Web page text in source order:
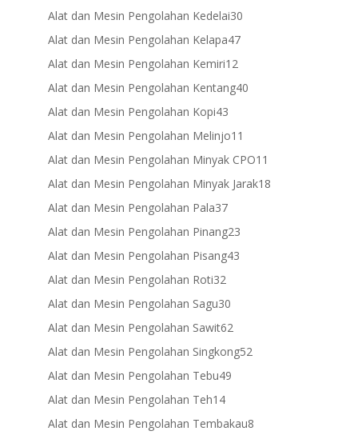
products
Alat dan Mesin Pengolahan Kedelai3030
Alat dan Mesin Pengolahan Kelapa4747
Alat dan Mesin Pengolahan Kemiri1212
products
Alat dan Mesin Pengolahan Kentang4040
Alat dan Mesin Pengolahan Kopi4343
products
Alat dan Mesin Pengolahan Melinjo11
products
Alat dan Mesin Pengolahan Minyak CPO11
products
Alat dan Mesin Pengolahan Minyak Jarak1818
Alat dan Mesin Pengolahan Pala3737
products
Alat dan Mesin Pengolahan Pinang2323
Alat dan Mesin Pengolahan Pisang4343
Alat dan Mesin Pengolahan Roti3232
products
Alat dan Mesin Pengolahan Sagu3030
products
Alat dan Mesin Pengolahan Sawit6262
products
Alat dan Mesin Pengolahan Singkong5252
Alat dan Mesin Pengolahan Tebu4949
Alat dan Mesin Pengolahan Teh1414
products
Alat dan Mesin Pengolahan Tembakau88